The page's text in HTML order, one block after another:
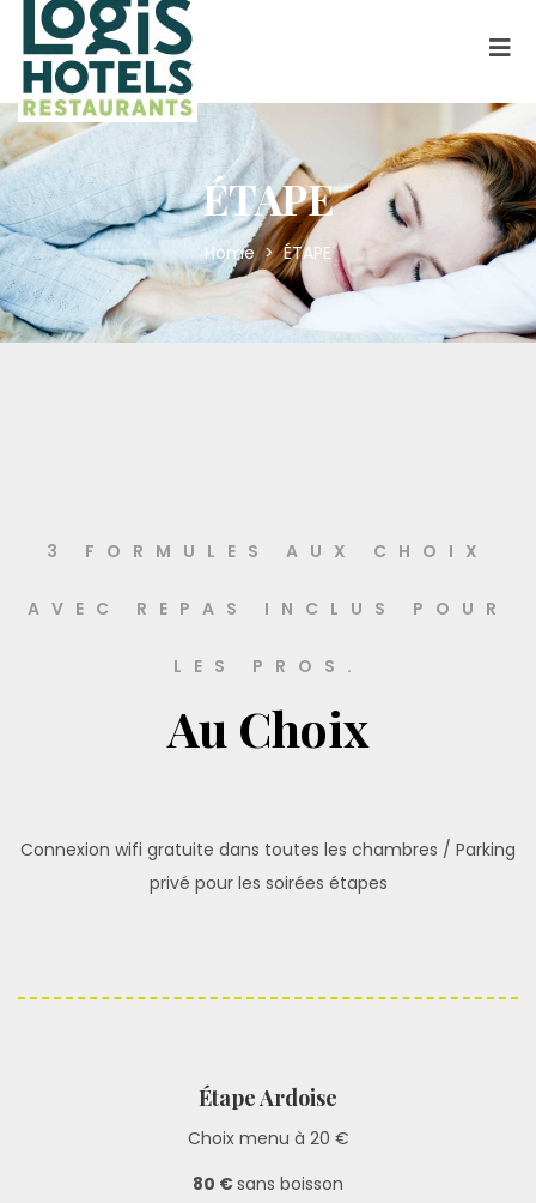
ÉTAPE
Home>ÉTAPE
3 FORMULES AUX CHOIX
AVEC REPAS INCLUS POUR
LES PROS.
Au Choix
Connexion wifi gratuite dans toutes les chambres / Parking
privé pour les soirées étapes
Étape Ardoise
Choix menu à 20 €
80 €sans boisson